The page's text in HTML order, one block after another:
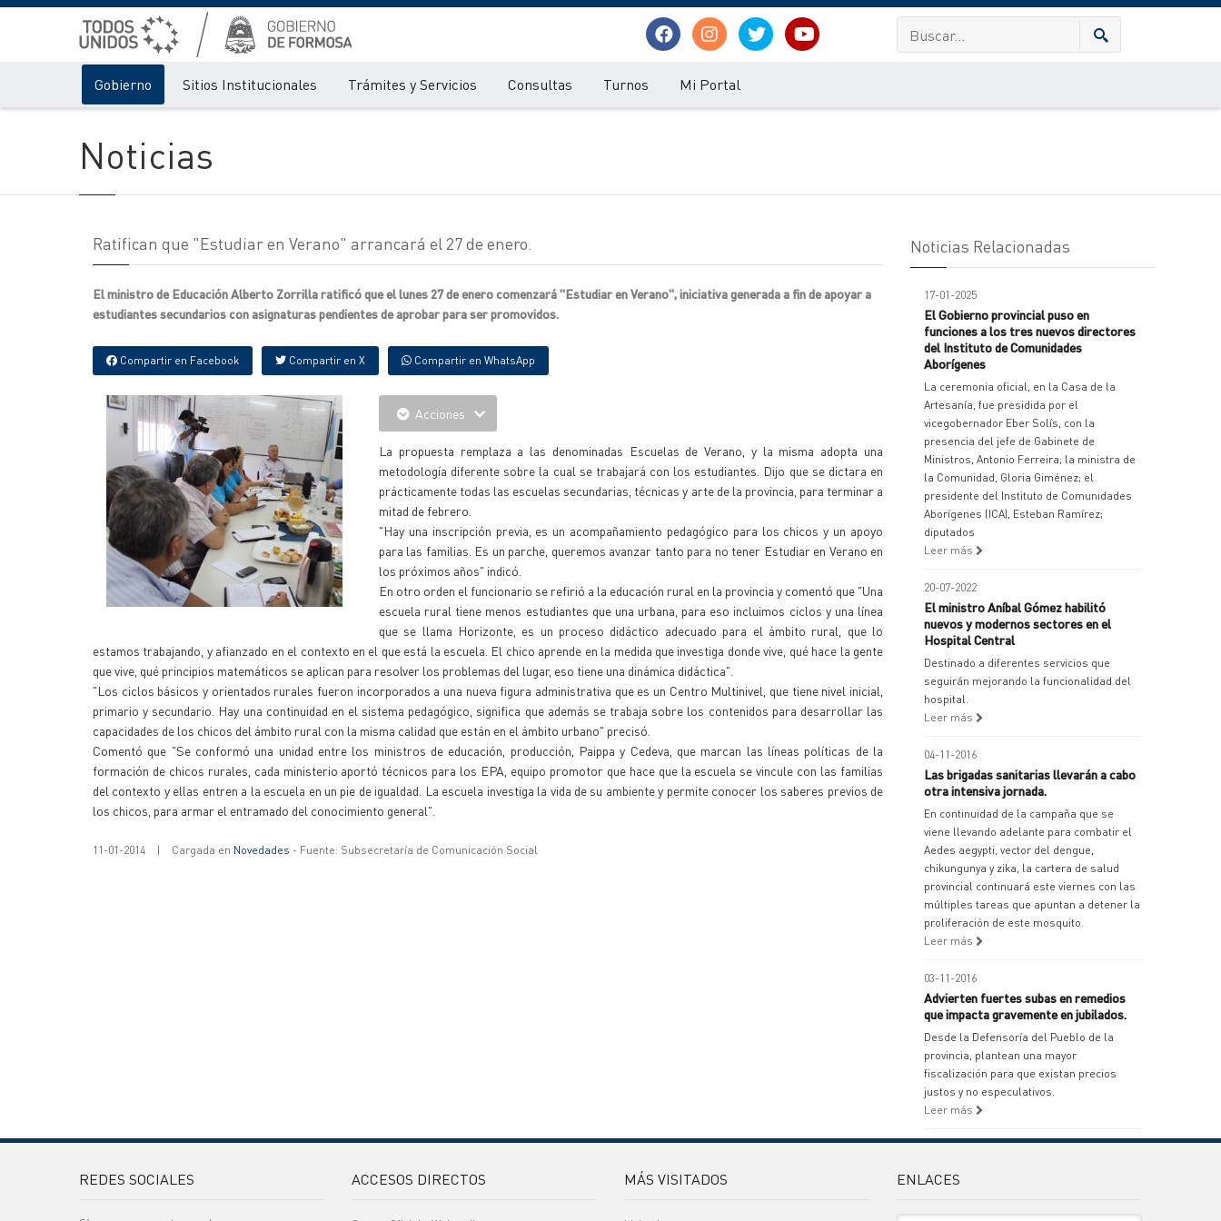
Gobierno Sitios Institucionales Trámites y Servicios Consultas Turnos Mi Portal
Noticias
Ratifican que "Estudiar en Verano" arrancará el 27 de enero.
El ministro de Educación Alberto Zorrilla ratificó que el lunes 27 de enero comenzará "Estudiar en Verano", iniciativa generada a fin de apoyar a
estudiantes secundarios con asignaturas pendientes de aprobar para ser promovidos.
Compartir en Facebook Compartir en X Compartir en WhatsApp
Acciones
La propuesta remplaza a las denominadas Escuelas de Verano, y la misma adopta una
metodología diferente sobre la cual se trabajará con los estudiantes. Dijo que se dictara en
prácticamente todas las escuelas secundarias, técnicas y arte de la provincia, para terminar a
mitad de febrero.
"Hay una inscripción previa, es un acompañamiento pedagógico para los chicos y un apoyo
para las familias. Es un parche, queremos avanzar tanto para no tener Estudiar en Verano en
los próximos años" indicó.
En otro orden el funcionario se refirió a la educación rural en la provincia y comentó que "Una
escuela rural tiene menos estudiantes que una urbana, para eso incluimos ciclos y una línea
que se llama Horizonte, es un proceso didáctico adecuado para el ámbito rural, que lo
estamos trabajando, y afianzado en el contexto en el que está la escuela. El chico aprende en la medida que investiga donde vive, qué hace la gente
que vive, qué principios matemáticos se aplican para resolver los problemas del lugar, eso tiene una dinámica didáctica".
"Los ciclos básicos y orientados rurales fueron incorporados a una nueva figura administrativa que es un Centro Multinivel, que tiene nivel inicial,
primario y secundario. Hay una continuidad en el sistema pedagógico, significa que además se trabaja sobre los contenidos para desarrollar las
capacidades de los chicos del ámbito rural con la misma calidad que están en el ámbito urbano" precisó.
Comentó que "Se conformó una unidad entre los ministros de educación, producción, Paippa y Cedeva, que marcan las líneas políticas de la
formación de chicos rurales, cada ministerio aportó técnicos para los EPA, equipo promotor que hace que la escuela se vincule con las familias
del contexto y ellas entren a la escuela en un pie de igualdad. La escuela investiga la vida de su ambiente y permite conocer los saberes previos de
los chicos, para armar el entramado del conocimiento general".
11-01-2014 | Cargada en Novedades - Fuente: Subsecretaría de Comunicación Social
Noticias Relacionadas
17-01-2025
El Gobierno provincial puso en
funciones a los tres nuevos directores
del Instituto de Comunidades
Aborígenes
La ceremonia oficial, en la Casa de la
Artesanía, fue presidida por el
vicegobernador Eber Solís, con la
presencia del jefe de Gabinete de
Ministros, Antonio Ferreira; la ministra de
la Comunidad, Gloria Giménez; el
presidente del Instituto de Comunidades
Aborígenes (ICA), Esteban Ramírez;
diputados
Leer más
20-07-2022
El ministro Aníbal Gómez habilitó
nuevos y modernos sectores en el
Hospital Central
Destinado a diferentes servicios que
seguirán mejorando la funcionalidad del
hospital.
Leer más
04-11-2016
Las brigadas sanitarias llevarán a cabo
otra intensiva jornada.
En continuidad de la campaña que se
viene llevando adelante para combatir el
Aedes aegypti, vector del dengue,
chikungunya y zika, la cartera de salud
provincial continuará este viernes con las
múltiples tareas que apuntan a detener la
proliferación de este mosquito.
Leer más
03-11-2016
Advierten fuertes subas en remedios
que impacta gravemente en jubilados.
Desde la Defensoría del Pueblo de la
provincia, plantean una mayor
fiscalización para que existan precios
justos y no especulativos.
Leer más
REDES SOCIALES ACCESOS DIRECTOS MÁS VISITADOS ENLACES